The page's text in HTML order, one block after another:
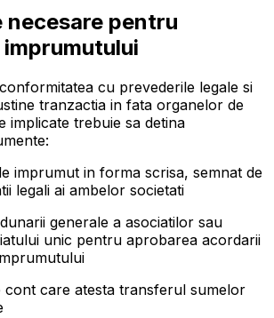
necesare pentru
cu prevederile legale si
tranzactia in fata organelor de
implicate trebuie sa detina
imprumut in forma scrisa, semnat de
legali ai ambelor societati
generale a asociatilor sau
unic pentru aprobarea acordarii
cont care atesta transferul sumelor